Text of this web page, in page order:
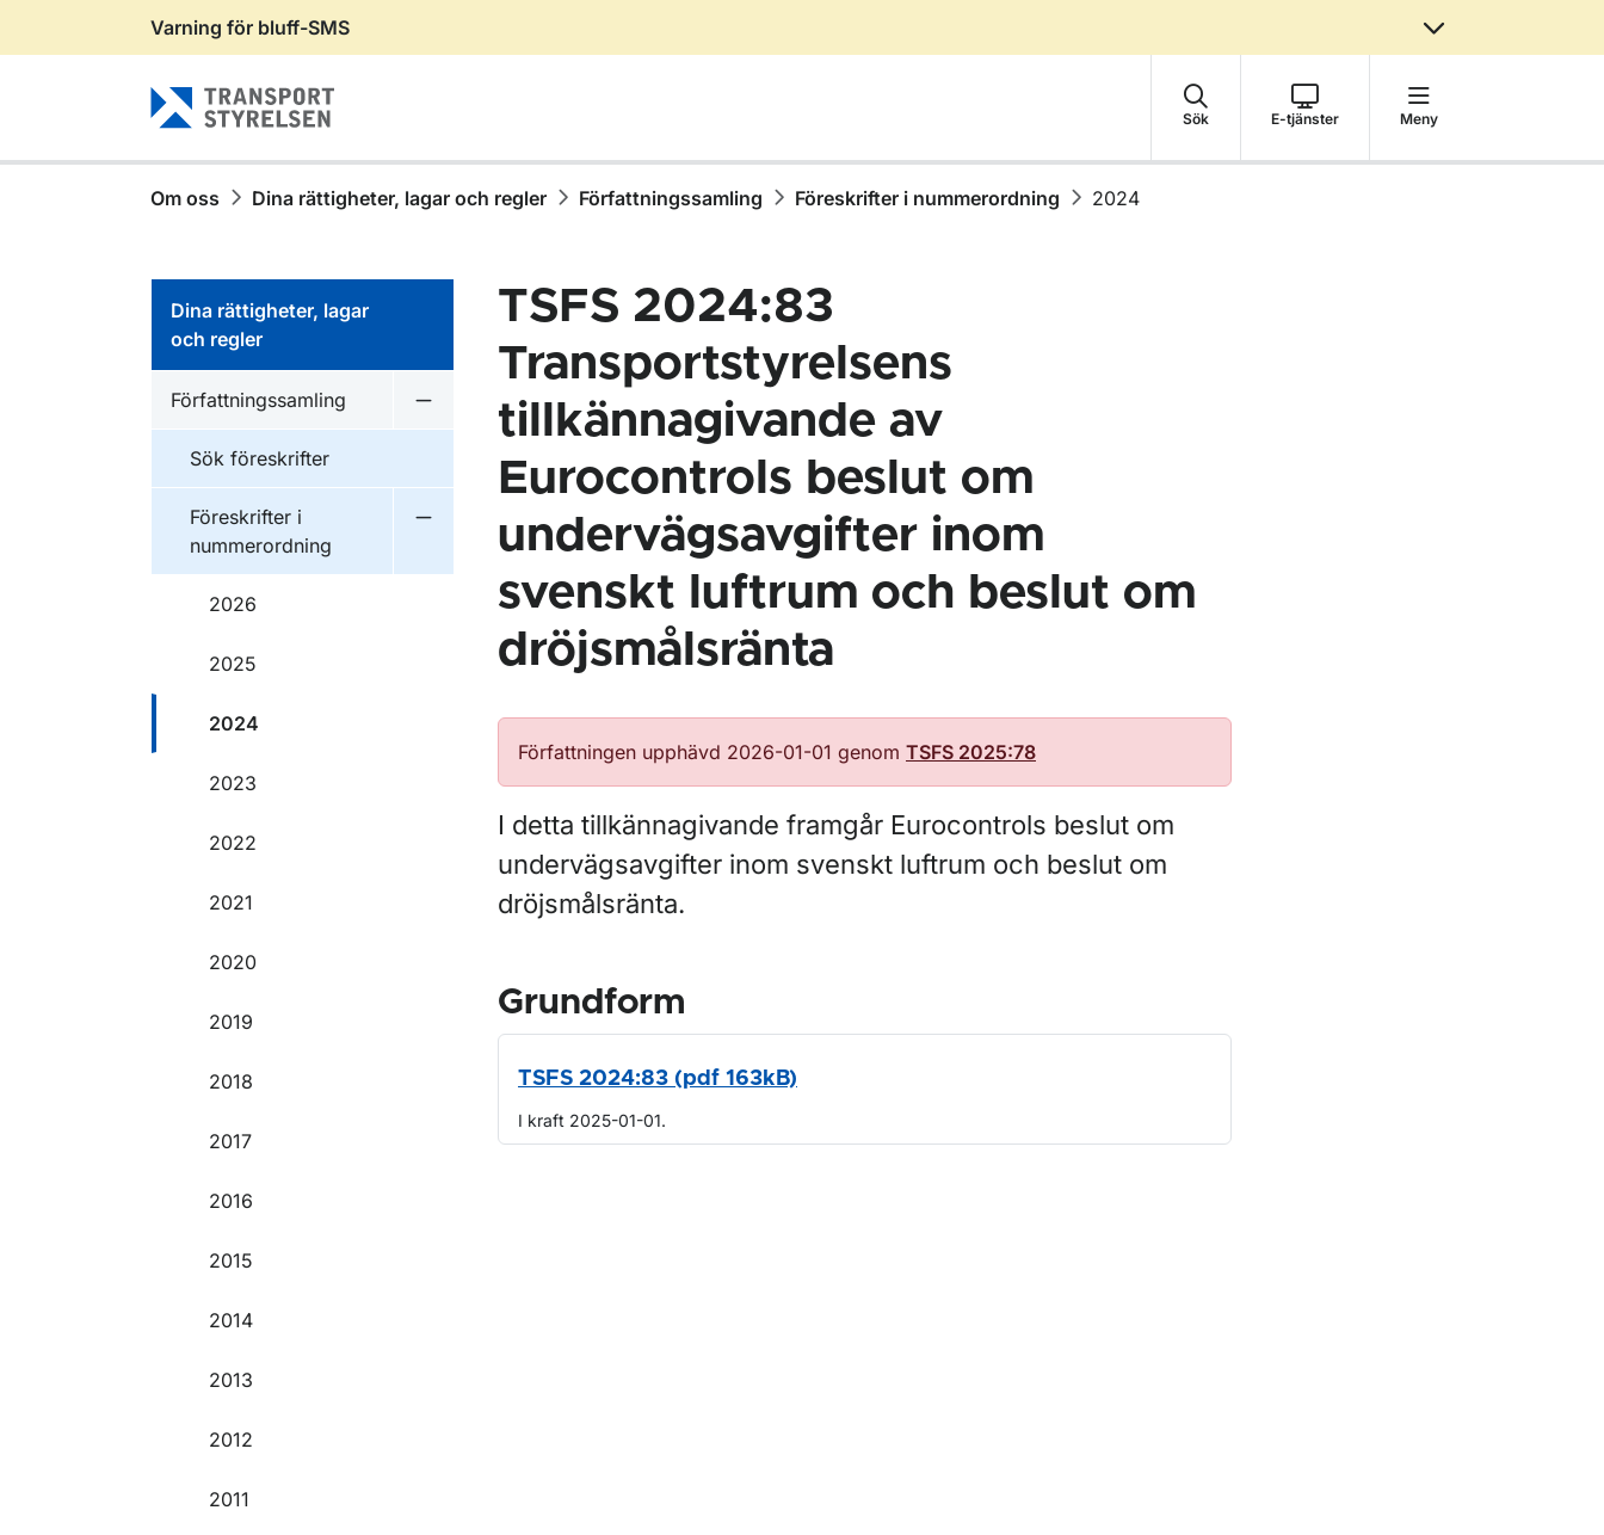
Gå till sidans innehåll
Varning för bluff-SMS
Sök E-tjänster Meny
Om oss Dina rättigheter, lagar och regler Författningssamling Föreskrifter i nummerordning 2024
Dina rättigheter, lagar
och regler
Författningssamling
Undermeny för Författningssamling
Sök föreskrifter
Föreskrifter i
nummerordning
Undermeny för Föreskrifter i nummerordning
2026
2025
2024
2023
2022
2021
2020
2019
2018
2017
2016
2015
2014
2013
2012
2011
TSFS 2024:83
Transportstyrelsens
tillkännagivande av
Eurocontrols beslut om
undervägsavgifter inom
svenskt luftrum och beslut om
dröjsmålsränta
Författningen upphävd 2026-01-01 genom TSFS 2025:78
I detta tillkännagivande framgår Eurocontrols beslut om
undervägsavgifter inom svenskt luftrum och beslut om
dröjsmålsränta.
Grundform
TSFS 2024:83 (pdf 163kB)
I kraft 2025-01-01.